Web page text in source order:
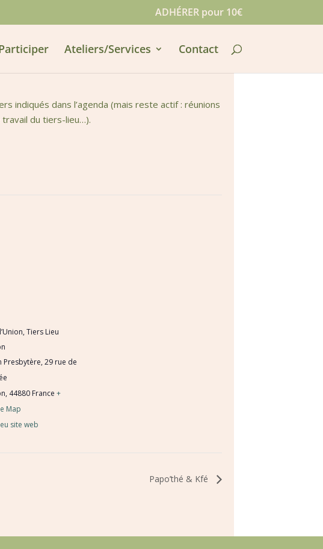
ADHÉRER pour 10€
Ateliers/Services Contact
indiqués dans l’agenda (mais reste actif : réunions
du tiers-lieu…).
Tiers Lieu
Presbytère, 29 rue de
, 44880 France +
Map
site web
Papo’thé & Kfé